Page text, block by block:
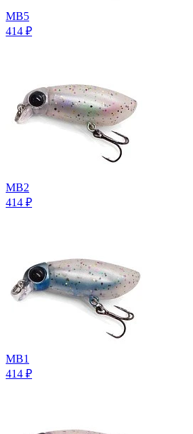
MB5
414 ₽
MB2
414 ₽
MB1
414 ₽